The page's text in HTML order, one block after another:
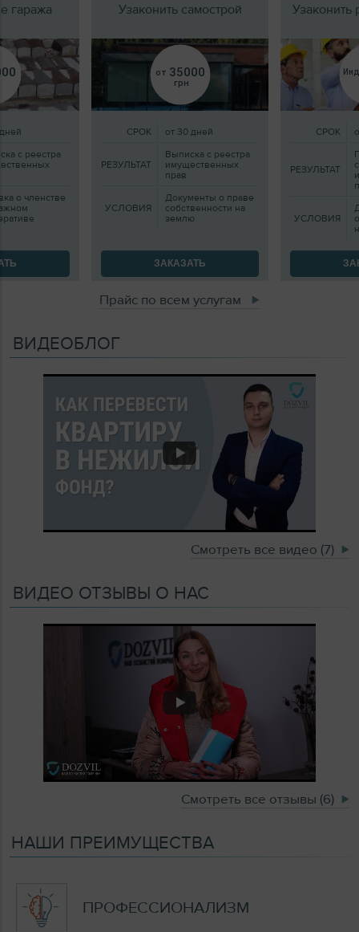
гаража
с реестра
о членстве
Узаконить самострой
от 35000
грн
СРОК от 30 дней
РЕЗУЛЬТАТ
Выписка с реестра
имущественных
прав
УСЛОВИЯ
Документы о праве
собственности на
землю
ЗАКАЗАТЬ
Узаконить
СРОК
РЕЗУЛЬТАТ
УСЛОВИЯ
Прайс по всем услугам
ВИДЕОБЛОГ
Смотреть все видео (7)
ВИДЕО ОТЗЫВЫ О НАС
Смотреть все отзывы (6)
НАШИ ПРЕИМУЩЕСТВА
ПРОФЕССИОНАЛИЗМ